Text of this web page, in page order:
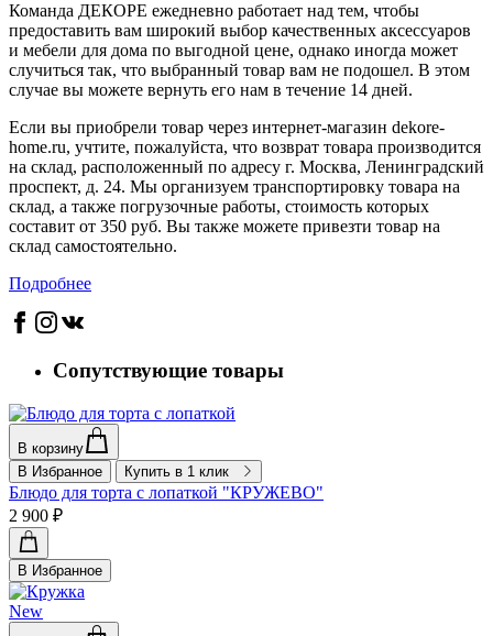
Команда ДЕКОРЕ ежедневно работает над тем, чтобы
предоставить вам широкий выбор качественных аксессуаров
и мебели для дома по выгодной цене, однако иногда может
случиться так, что выбранный товар вам не подошел. В этом
случае вы можете вернуть его нам в течение 14 дней.
Если вы приобрели товар через интернет-магазин dekore-
home.ru, учтите, пожалуйста, что возврат товара производится
на склад, расположенный по адресу г. Москва, Ленинградский
проспект, д. 24. Мы организуем транспортировку товара на
склад, а также погрузочные работы, стоимость которых
составит от 350 руб. Вы также можете привезти товар на
склад самостоятельно.
Подробнее
Сопутствующие товары
В корзину
В Избранное
Купить в 1 клик
Блюдо для торта с лопаткой "КРУЖЕВО"
2 900 ₽
В Избранное
New